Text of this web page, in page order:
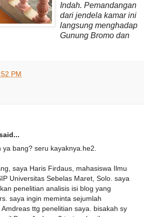
Indah. Pemandangan
dari jendela kamar ini
langsung menghadap
Gunung Bromo dan
PM
ya bang? seru kayaknya.he2.
saya Haris Firdaus, mahasiswa Ilmu
Universitas Sebelas Maret, Solo. saya
penelitian analisis isi blog yang
saya ingin meminta sejumlah
ttg penelitian saya. bisakah sy